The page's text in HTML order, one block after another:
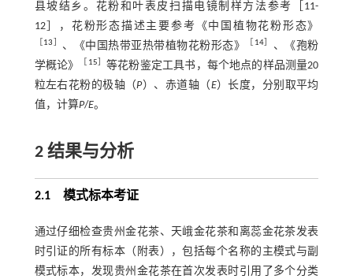
县坡结乡。花粉和叶表皮扫描电镜制样方法参考［11-
12］，花粉形态描述主要参考《中国植物花粉形态》
13 、《中国热带亚热带植物花粉形态》 14］
、《孢粉
学概论》
15
等花粉鉴定工具书，每个地点的样品测量20
粒左右花粉的极轴（P）、赤道轴（E）长度，分别取平均
值，计算P/E。
2结果与分析
2.1 模式标本考证
通过仔细检查贵州金花茶、天峨金花茶和离蕊金花茶发表
时引证的所有标本（附表），包括每个名称的主模式与副
模式标本，发现贵州金花茶在首次发表时引用了多个分类